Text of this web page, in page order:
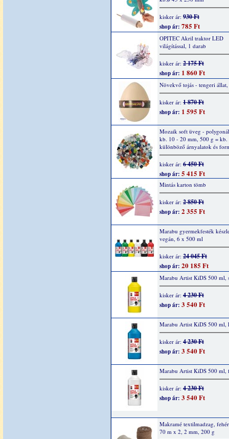
kisker ár: 930 Ft
shop ár: 785 Ft
OPITEC Akril traktor LED
világítással, 1 darab
kisker ár: 2 175 Ft
shop ár: 1 860 Ft
Növekvő tojás - tengeri állat,
kisker ár: 1 870 Ft
shop ár: 1 595 Ft
Mozaik soft üveg -
kb. 10 - 20 mm, 500 g = kb.
különböző árnyalatok és
kisker ár: 6 450 Ft
shop ár: 5 415 Ft
Mintás karton tömb
kisker ár: 2 850 Ft
shop ár: 2 355 Ft
Marabu gyermekfesték
vegán, 6 x 500 ml
kisker ár: 24 045 Ft
shop ár: 20 185 Ft
Marabu Artist KiDS 500 ml,
kisker ár: 4 230 Ft
shop ár: 3 540 Ft
Marabu Artist KiDS 500 ml,
kisker ár: 4 230 Ft
shop ár: 3 540 Ft
Marabu Artist KiDS 500 ml,
kisker ár: 4 230 Ft
shop ár: 3 540 Ft
Makramé textilmadzag,
70 m x 2, 2 mm, 200 g